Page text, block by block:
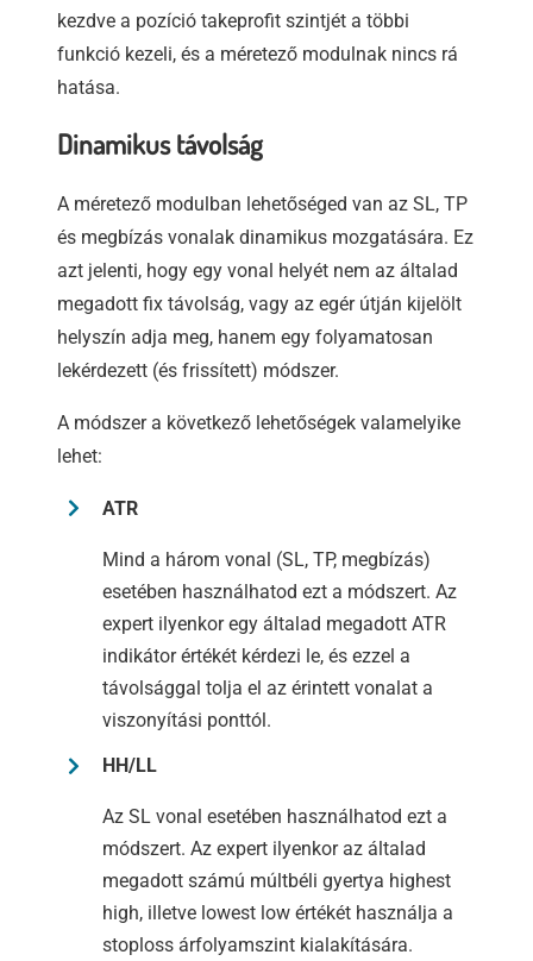
kezdve a pozíció takeprofit szintjét a többi
funkció kezeli, és a méretező modulnak nincs rá
hatása.
Dinamikus távolság
A méretező modulban lehetőséged van az SL, TP
és megbízás vonalak dinamikus mozgatására. Ez
azt jelenti, hogy egy vonal helyét nem az általad
megadott fix távolság, vagy az egér útján kijelölt
helyszín adja meg, hanem egy folyamatosan
lekérdezett (és frissített) módszer.
A módszer a következő lehetőségek valamelyike
lehet:
ATR
Mind a három vonal (SL, TP, megbízás)
esetében használhatod ezt a módszert. Az
expert ilyenkor egy általad megadott ATR
indikátor értékét kérdezi le, és ezzel a
távolsággal tolja el az érintett vonalat a
viszonyítási ponttól.
HH/LL
Az SL vonal esetében használhatod ezt a
módszert. Az expert ilyenkor az általad
megadott számú múltbéli gyertya highest
high, illetve lowest low értékét használja a
stoploss árfolyamszint kialakítására.